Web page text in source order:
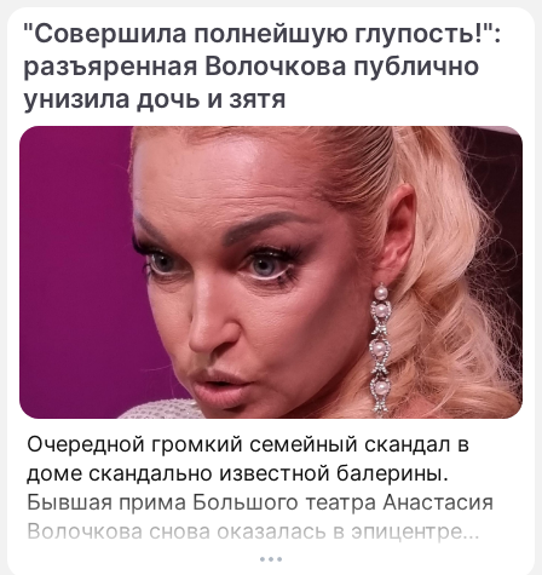
доселе четкостью.
"Совершила полнейшую глупость!":
разъяренная Волочкова публично
унизила дочь и зятя
Очередной громкий семейный скандал в
доме скандально известной балерины.
Бывшая прима Большого театра Анастасия
Волочкова снова оказалась в эпицентре
громкого разбора полетов, который на этот